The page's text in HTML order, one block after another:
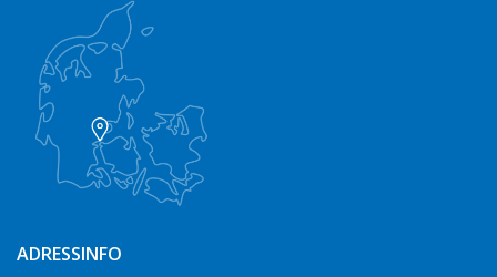
ADRESSINFO